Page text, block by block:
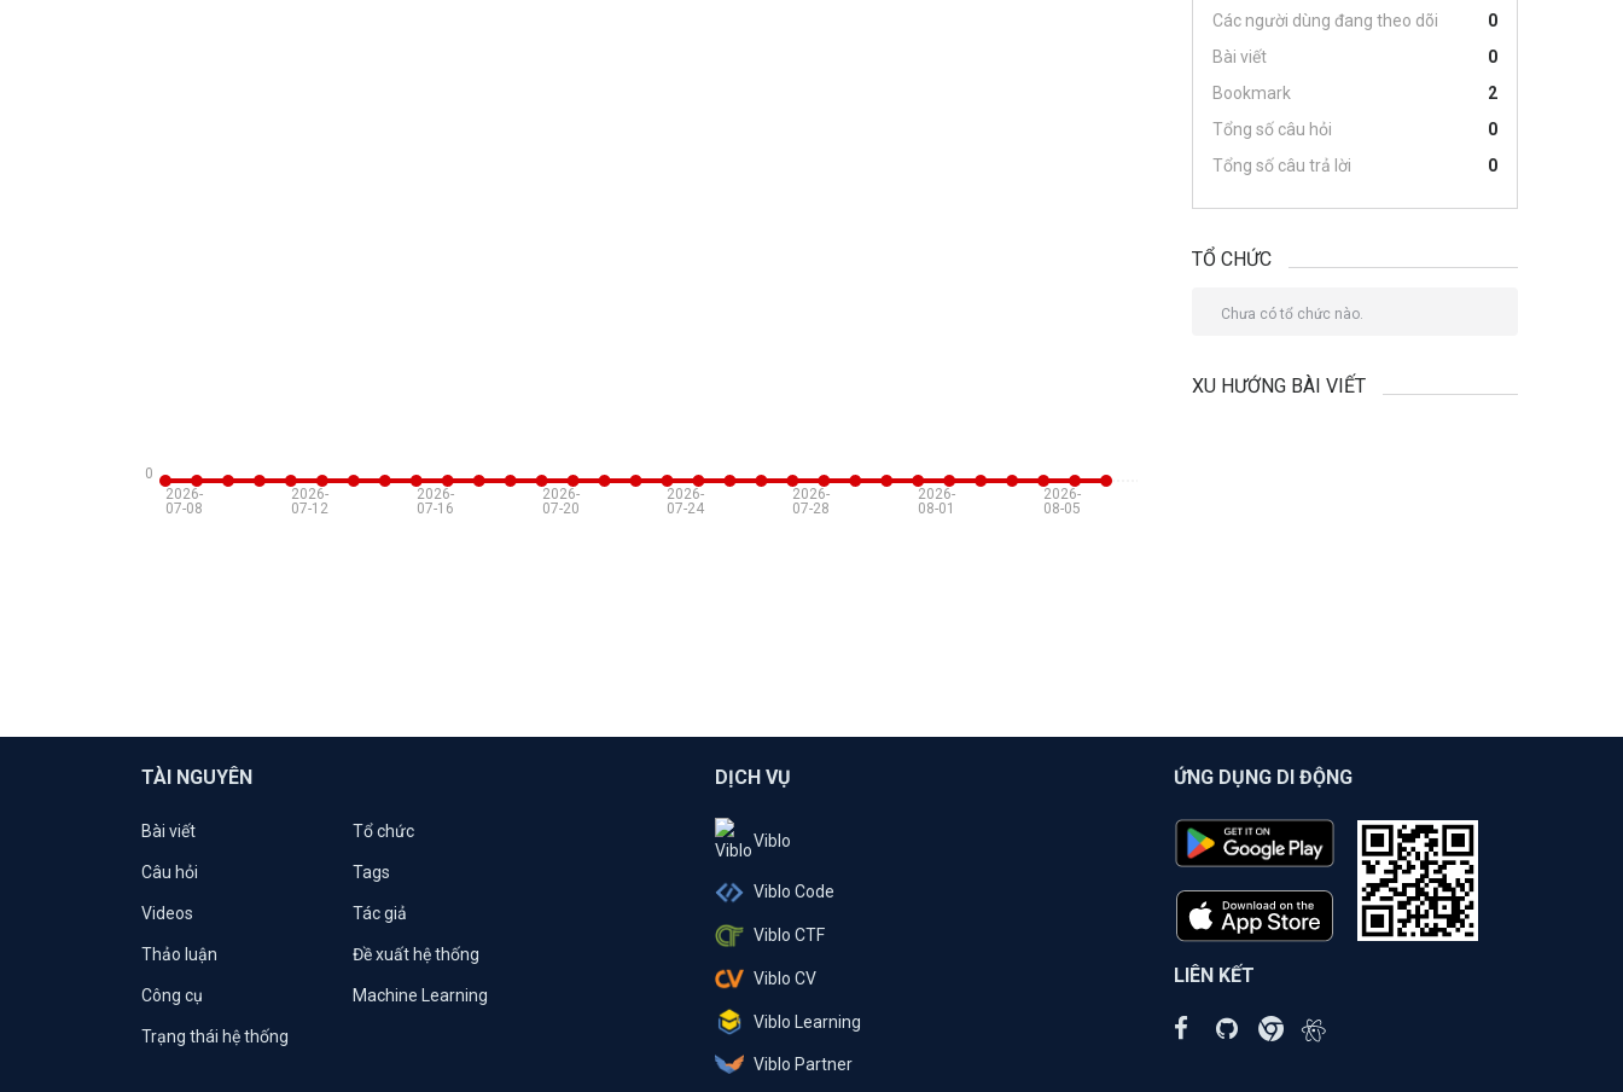
2026-
07-08
2026-
07-12
2026-
07-16
2026-
07-20
2026-
07-24
2026-
07-28
2026-
08-01
2026-
08-05
0
Các người dùng đang theo dõi
0
Bài viết
0
Bookmark
2
Tổng số câu hỏi
0
Tổng số câu trả lời
0
TỔ CHỨC
Chưa có tổ chức nào.
XU HƯỚNG BÀI VIẾT
TÀI NGUYÊN
Bài viết Tổ chức
Câu hỏi Tags
Videos Tác giả
Thảo luận Đề xuất hệ thống
Công cụ Machine Learning
Trạng thái hệ thống
DỊCH VỤ
Viblo
Viblo Code
Viblo CTF
Viblo CV
Viblo Learning
Viblo Partner
ỨNG DỤNG DI ĐỘNG
LIÊN KẾT